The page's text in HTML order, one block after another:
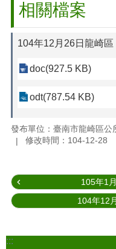
相關檔案
104年12月26日龍崎區
doc(927.5 KB)
odt(787.54 KB)
發布單位：臺南市龍崎區公
修改時間：104-12-28
105年1
104年12
:::